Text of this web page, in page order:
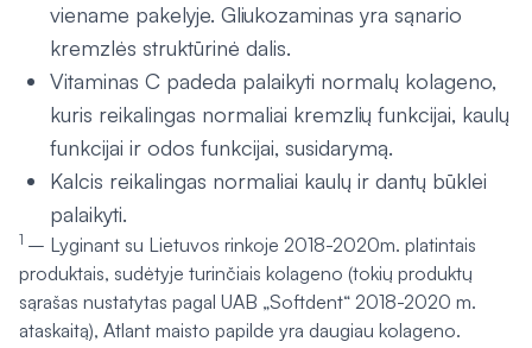
viename pakelyje. Gliukozaminas yra sąnario
kremzlės struktūrinė dalis.
Vitaminas C padeda palaikyti normalų kolageno,
kuris reikalingas normaliai kremzlių funkcijai, kaulų
funkcijai ir odos funkcijai, susidarymą.
Kalcis reikalingas normaliai kaulų ir dantų būklei
palaikyti.
1 – Lyginant su Lietuvos rinkoje 2018-2020m. platintais
produktais, sudėtyje turinčiais kolageno (tokių produktų
sąrašas nustatytas pagal UAB „Softdent“ 2018-2020 m.
ataskaitą), Atlant maisto papilde yra daugiau kolageno.